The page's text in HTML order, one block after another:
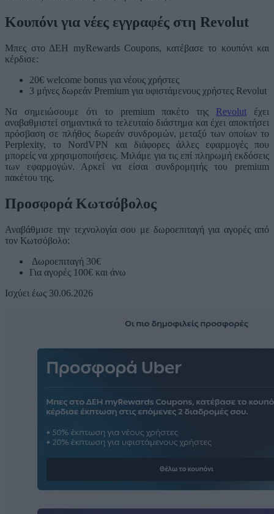
Κουπόνι για νέες εγγραφές στη Revolut
Μπες στο ΔΕΗ myRewards Coupons, κατέβασε το κουπόνι και
κέρδισε:
20€ welcome bonus για νέους χρήστες
3 μήνες δωρεάν Premium για υφιστάμενους χρήστες Revolut
Να σημειώσουμε ότι το premium πακέτο της Revolut έχει
αναβαθμιστεί σημαντικά το τελευταίο διάστημα και έχει αποκτήσει
πρόσβαση σε πλήθος δωρεάν συνδρομών, μεταξύ των οποίων το
Perplexity, το NordVPN και διάφορες άλλες εφαρμογές που
μπορείς να χρησιμοποιήσεις. Μιλάμε για τις επί πληρωμή εκδόσεις
των εφαρμογών. Αρκεί να είσαι συνδρομητής του premium
πακέτου της.
Προσφορά Κωτσόβολος
Αναβάθμισε την τεχνολογία σου με δωροεπιταγή για αγορές από
τον Κωτσόβολο:
Δωροεπιταγή 30€
Για αγορές 100€ και άνω
Ισχύει έως 30.06.2026